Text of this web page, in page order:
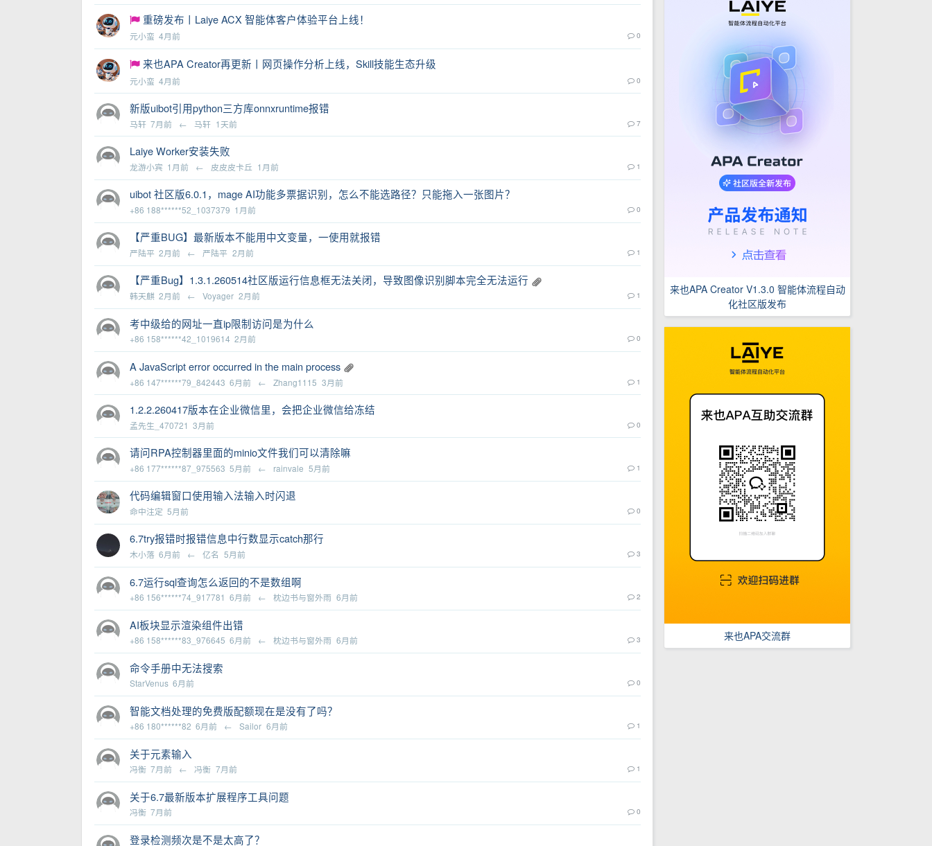
重磅发布丨Laiye ACX 智能体客户体验平台上线！
元小蛮 4月前 0
来也APA Creator再更新丨网页操作分析上线，Skill技能生态升级
元小蛮 4月前 0
新版uibot引用python三方库onnxruntime报错
马轩 7月前 ← 马轩 1天前 7
Laiye Worker安装失败
龙游小宾 1月前 ← 皮皮皮卡丘 1月前 1
uibot 社区版6.0.1，mage AI功能多票据识别，怎么不能选路径？只能拖入一张图片？
+86 188******52_1037379 1月前 0
【严重BUG】最新版本不能用中文变量，一使用就报错
严陆平 2月前 ← 严陆平 2月前 1
【严重Bug】1.3.1.260514社区版运行信息框无法关闭，导致图像识别脚本完全无法运行
韩天麒 2月前 ← Voyager 2月前 1
考中级给的网址一直ip限制访问是为什么
+86 158******42_1019614 2月前 0
A JavaScript error occurred in the main process
+86 147******79_842443 6月前 ← Zhang1115 3月前 1
1.2.2.260417版本在企业微信里，会把企业微信给冻结
孟先生_470721 3月前 0
请问RPA控制器里面的minio文件我们可以清除嘛
+86 177******87_975563 5月前 ← rainvale 5月前 1
代码编辑窗口使用输入法输入时闪退
命中注定 5月前 0
6.7try报错时报错信息中行数显示catch那行
木小落 6月前 ← 亿名 5月前 3
6.7运行sql查询怎么返回的不是数组啊
+86 156******74_917781 6月前 ← 枕边书与窗外雨 6月前 2
AI板块显示渲染组件出错
+86 158******83_976645 6月前 ← 枕边书与窗外雨 6月前 3
命令手册中无法搜索
StarVenus 6月前 0
智能文档处理的免费版配额现在是没有了吗？
+86 180******82 6月前 ← Sailor 6月前 1
关于元素输入
冯衡 7月前 ← 冯衡 7月前 1
关于6.7最新版本扩展程序工具问题
冯衡 7月前 0
登录检测频次是不是太高了？
来也APA Creator V1.3.0 智能体流程自动
化社区版发布
来也APA交流群